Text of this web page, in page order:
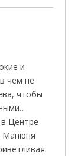
и
чем не
чтобы
Центре
Манюня